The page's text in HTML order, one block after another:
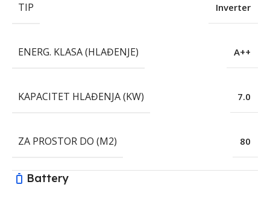
TIP Inverter
ENERG. KLASA (HLAĐENJE) A++
KAPACITET HLAĐENJA (KW) 7.0
ZA PROSTOR DO (M2) 80
Battery